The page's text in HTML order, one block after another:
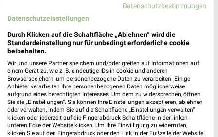
384,13 km
Ernsting's family Bad Nauheim
Kurstrasse 2
61231 Bad Nauheim
Heute
geschlossen
402,29 km
Datenschutzbestimmungen
Datenschutzeinstellungen
Durch Klicken auf die Schaltfläche „Ablehnen“ wird die
Standardeinstellung nur für unbedingt erforderliche cookie
beibehalten.
Wir und unsere Partner speichern und/oder greifen auf Informationen auf
einem Gerät zu, wie z. B. eindeutige IDs in cookie und anderen
Browserspeichern, um personenbezogene Daten zu verarbeiten. Einige
Anbieter verarbeiten Ihre personenbezogenen Daten möglicherweise
aufgrund eines berechtigten Interesses. Um dem zu widersprechen, öffnen
Sie die „Einstellungen“. Sie können Ihre Einstellungen akzeptieren, ablehnen
oder verwalten, indem Sie auf die Schaltfläche „Einstellungen verwalten“
klicken oder jederzeit auf die Fingerabdruck-Schaltfläche in der linken
unteren Ecke der Website klicken. Um Ihre Einwilligung zu widerrufen,
klicken Sie auf den Fingerabdruck oder den Link in der Fußzeile der Website